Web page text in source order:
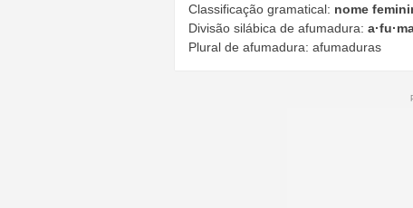
Classificação gramatical: nome
Divisão silábica de afumadura:
Plural de afumadura: afumaduras